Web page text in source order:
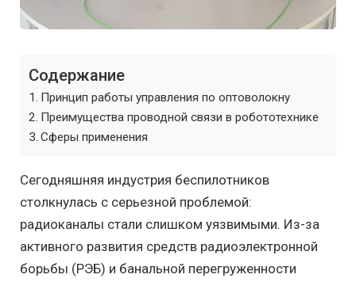
Содержание
Принцип работы управления по оптоволокну
Преимущества проводной связи в робототехнике
Сферы применения
Сегодняшняя индустрия беспилотников
столкнулась с серьезной проблемой:
радиоканалы стали слишком уязвимыми. Из-за
активного развития средств радиоэлектронной
борьбы (РЭБ) и банальной перегруженности